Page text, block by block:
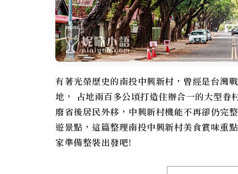
有著光榮歷史的南投中興新村 ，曾經是台灣
地， 占地兩百多公頃打造住辦合一的大型眷
廢省後居民外移， 中興新村機能不再卻仍完
遊景點，這篇整理南投中興新村美食賞味重
家準備整裝出發吧!